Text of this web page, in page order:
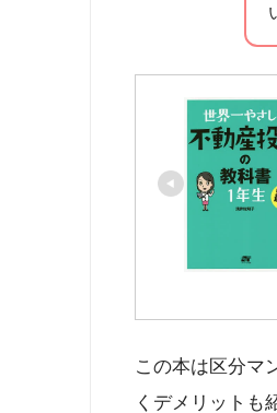
この本は区分マ
くデメリットも